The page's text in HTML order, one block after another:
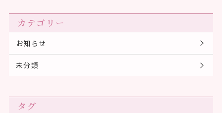
カテゴリー
お知らせ
未分類
タグ